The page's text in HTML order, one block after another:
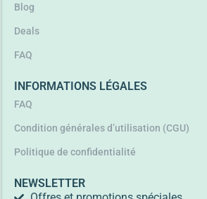
Blog
Deals
FAQ
INFORMATIONS LÉGALES
FAQ
Condition générales d’utilisation (CGU)
Politique de confidentialité
NEWSLETTER